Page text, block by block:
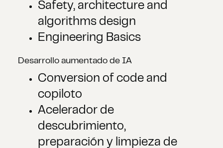
Safety, architecture and
algorithms design
Engineering Basics
Desarrollo aumentado de IA
Conversion of code and
copiloto
Acelerador de
descubrimiento,
preparación y limpieza de